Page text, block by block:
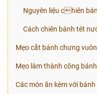
Nguyên liệu chiên
Cách chiên bánh tét
Mẹo cắt bánh chưng
Mẹo làm thành công
Các món ăn kèm với